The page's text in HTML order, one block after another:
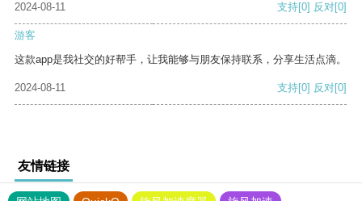
2024-08-11 支持[0] 反对[0]
游客
这款app是我社交的好帮手，让我能够与朋友保持联系，分享生活点滴。
2024-08-11 支持[0] 反对[0]
友情链接